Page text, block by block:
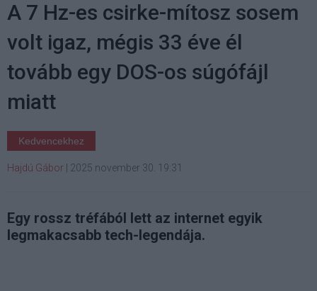
A 7 Hz-es csirke-mítosz sosem
volt igaz, mégis 33 éve él
tovább egy DOS-os súgófájl
miatt
Kedvencekhez
Hajdú Gábor 2025 november 30. 19:31
Egy rossz tréfából lett az internet egyik
legmakacsabb tech-legendája.